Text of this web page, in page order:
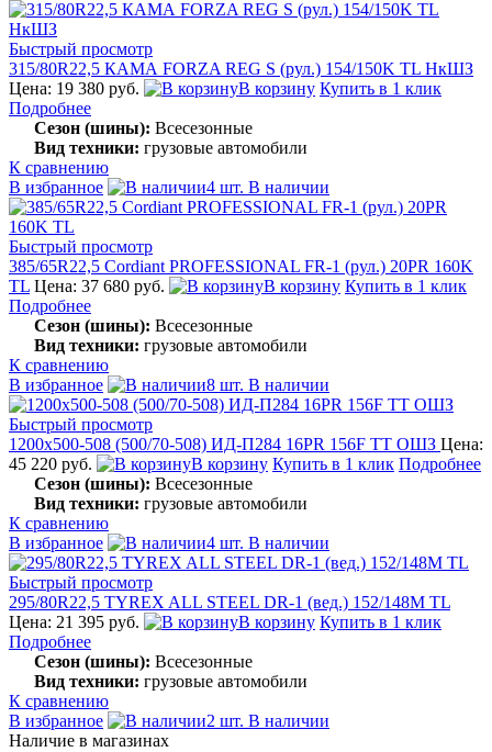
Быстрый просмотр
315/80R22,5 КАМА FORZA REG S (рул.) 154/150K TL НкШЗ
Цена: 19 380 руб.
В корзину Купить в 1 клик
Подробнее
Сезон (шины): Всесезонные
Вид техники: грузовые автомобили
К сравнению
В избранное
4 шт. В наличии
Быстрый просмотр
385/65R22,5 Cordiant PROFESSIONAL FR-1 (рул.) 20PR 160K
TL Цена: 37 680 руб. В корзину Купить в 1 клик
Подробнее
Сезон (шины): Всесезонные
Вид техники: грузовые автомобили
К сравнению
В избранное
8 шт. В наличии
Быстрый просмотр
1200x500-508 (500/70-508) ИД-П284 16PR 156F TT ОШЗ Цена:
45 220 руб.
В корзину Купить в 1 клик Подробнее
Сезон (шины): Всесезонные
Вид техники: грузовые автомобили
К сравнению
В избранное
4 шт. В наличии
Быстрый просмотр
295/80R22,5 TYREX ALL STEEL DR-1 (вед.) 152/148M TL
Цена: 21 395 руб.
В корзину Купить в 1 клик
Подробнее
Сезон (шины): Всесезонные
Вид техники: грузовые автомобили
К сравнению
В избранное
2 шт. В наличии
Наличие в магазинах